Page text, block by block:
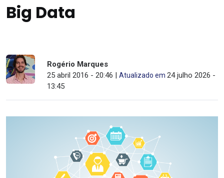
Big Data
Rogério Marques
25 abril 2016 - 20:46 |Atualizado em24 julho 2026 -
13:45